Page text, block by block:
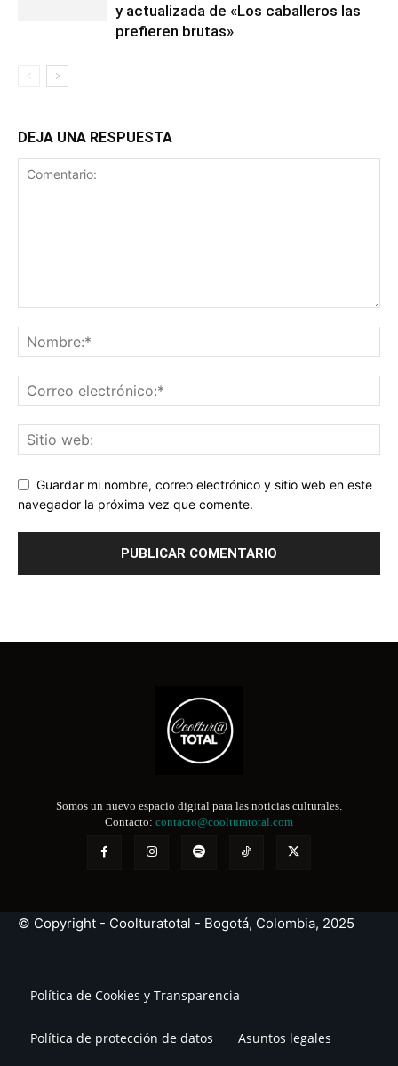
y actualizada de «Los caballeros las
prefieren brutas»
DEJA UNA RESPUESTA
Guardar mi nombre, correo electrónico y sitio web en este
navegador la próxima vez que comente.
Somos un nuevo espacio digital para las noticias culturales.
Contacto: contacto@coolturatotal.com
© Copyright - Coolturatotal - Bogotá, Colombia, 2025
Política de Cookies y Transparencia
Política de protección de datos Asuntos legales